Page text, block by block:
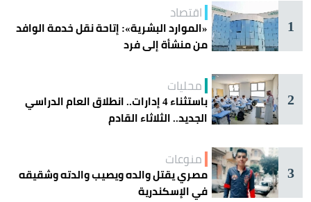
1
اقتصاد
«الموارد البشرية»: إتاحة نقل خدمة الوافد
من منشأة إلى فرد
2
محليات
باستثناء 4 إدارات.. انطلاق العام الدراسي
الجديد.. الثلاثاء القادم
3
منوعات
مصري يقتل والده ويصيب والدته وشقيقه
في الإسكندرية